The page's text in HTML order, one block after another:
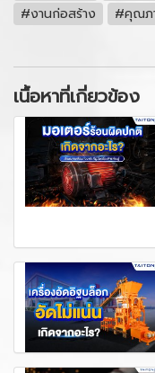
#งานก่อสร้าง
#คุณภ
เนื้อหาที่เกี่ยวข้อง